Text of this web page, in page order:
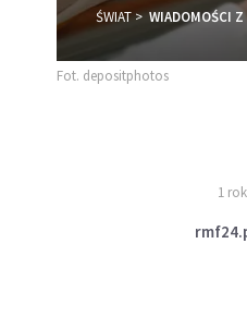
ŚWIAT WIADOMOŚCI Z
Fot. depositphotos
1